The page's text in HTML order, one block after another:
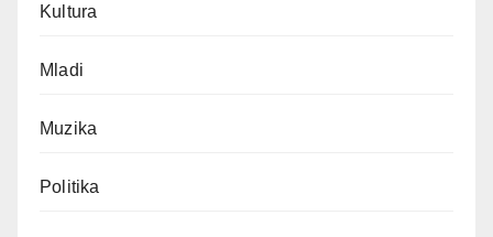
Kultura
Mladi
Muzika
Politika